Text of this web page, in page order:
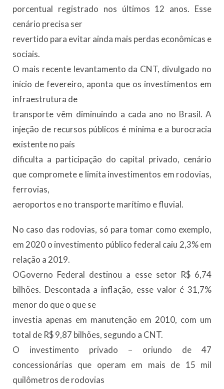
porcentual registrado nos últimos 12 anos. Esse
cenário precisa ser
revertido para evitar ainda mais perdas econômicas e
sociais.
O mais recente levantamento da CNT, divulgado no
início de fevereiro, aponta que os investimentos em
infraestrutura de
transporte vêm diminuindo a cada ano no Brasil. A
injeção de recursos públicos é mínima e a burocracia
existente no país
dificulta a participação do capital privado, cenário
que compromete e limita investimentos em rodovias,
ferrovias,
aeroportos e no transporte marítimo e fluvial.
No caso das rodovias, só para tomar como exemplo,
em 2020 o investimento público federal caiu 2,3% em
relação a 2019.
OGoverno Federal destinou a esse setor R$ 6,74
bilhões. Descontada a inflação, esse valor é 31,7%
menor do que o que se
investia apenas em manutenção em 2010, com um
total de R$ 9,87 bilhões, segundo a CNT.
O investimento privado – oriundo de 47
concessionárias que operam em mais de 15 mil
quilômetros de rodovias